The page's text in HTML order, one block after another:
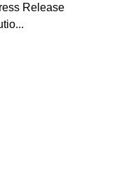
Release
...